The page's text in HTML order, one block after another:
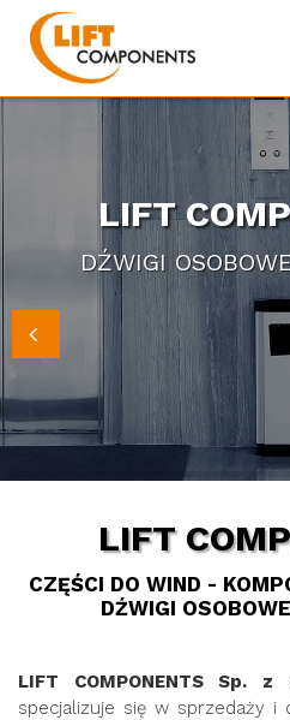
LIFT
LIFT
CZĘŚCI DO WIND -
LIFT
DŹWIGI
LIFT
CZĘŚCI DO WIND -
DŹWIGI
LIFT COMPONENTS Sp.
specjalizuje się w sprzedaży i